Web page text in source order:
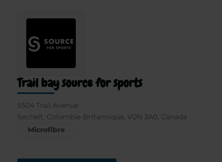
Trail bay source for sports
5504 Trail Avenue
Sechelt, Colombie-Britannique, V0N 3A0, Canada
Microfibre